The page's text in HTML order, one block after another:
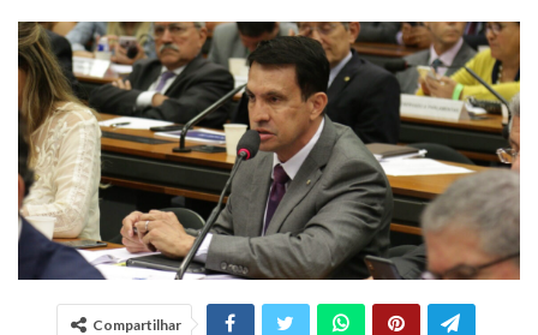
Compartilhar